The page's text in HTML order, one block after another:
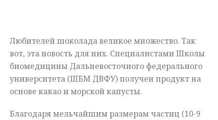
Любителей шоколада великое множество. Так
вот, эта новость для них. Специалистами Школы
биомедицины Дальневосточного федерального
университета (ШБМ ДВФУ) получен продукт на
основе какао и морской капусты.
Благодаря мельчайшим размерам частиц (10-9